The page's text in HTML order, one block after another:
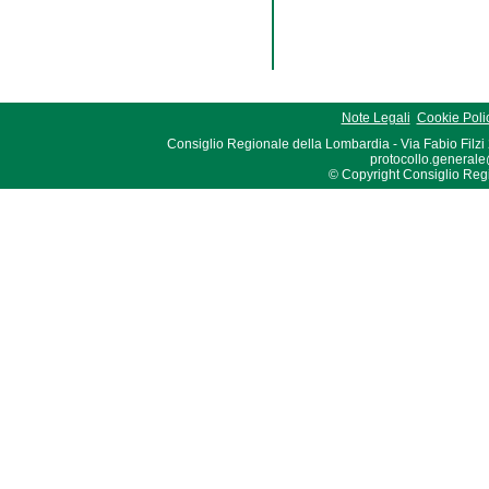
Note Legali Cookie
Consiglio Regionale della Lombardia - Via Fabio Filzi
© Copyright Consiglio